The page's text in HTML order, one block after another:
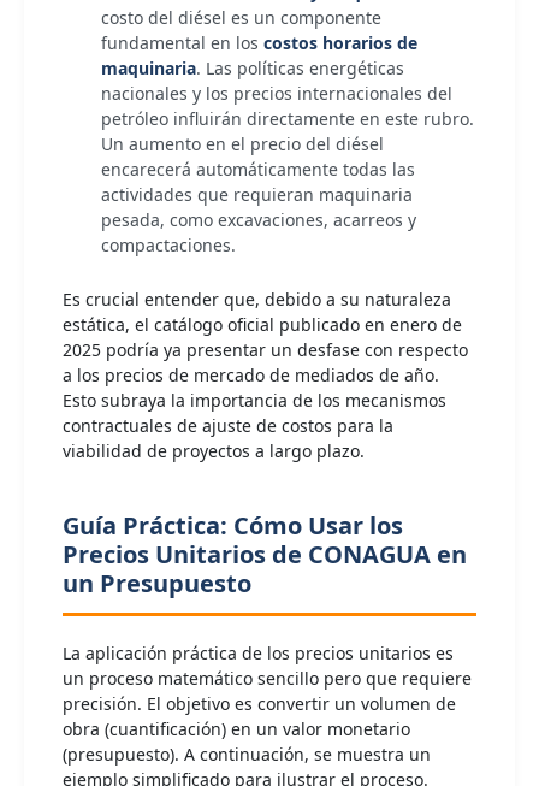
costo del diésel es un componente
fundamental en los costos horarios de
maquinaria. Las políticas energéticas
nacionales y los precios internacionales del
petróleo influirán directamente en este rubro.
Un aumento en el precio del diésel
encarecerá automáticamente todas las
actividades que requieran maquinaria
pesada, como excavaciones, acarreos y
compactaciones.
Es crucial entender que, debido a su naturaleza
estática, el catálogo oficial publicado en enero de
2025 podría ya presentar un desfase con respecto
a los precios de mercado de mediados de año.
Esto subraya la importancia de los mecanismos
contractuales de ajuste de costos para la
viabilidad de proyectos a largo plazo.
Guía Práctica: Cómo Usar los
Precios Unitarios de CONAGUA en
un Presupuesto
La aplicación práctica de los precios unitarios es
un proceso matemático sencillo pero que requiere
precisión. El objetivo es convertir un volumen de
obra (cuantificación) en un valor monetario
(presupuesto). A continuación, se muestra un
ejemplo simplificado para ilustrar el proceso.